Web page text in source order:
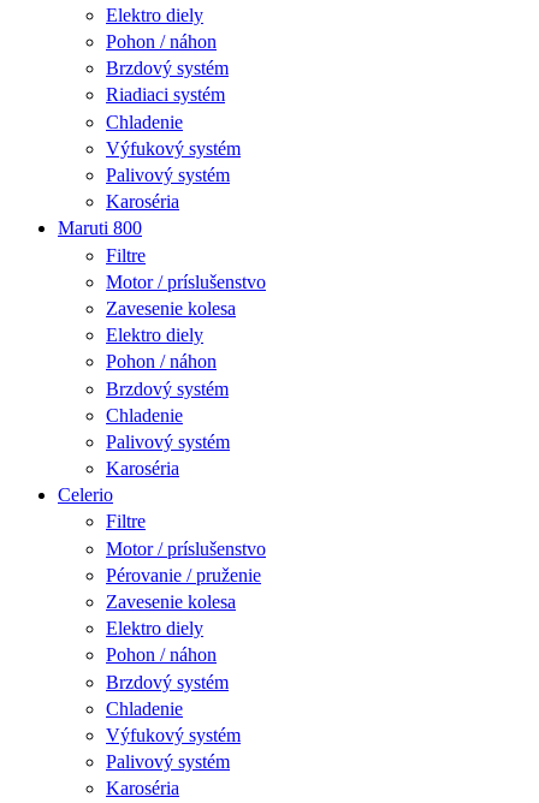
Elektro diely
Pohon / náhon
Brzdový systém
Riadiaci systém
Chladenie
Výfukový systém
Palivový systém
Karoséria
Maruti 800
Filtre
Motor / príslušenstvo
Zavesenie kolesa
Elektro diely
Pohon / náhon
Brzdový systém
Chladenie
Palivový systém
Karoséria
Celerio
Filtre
Motor / príslušenstvo
Pérovanie / pruženie
Zavesenie kolesa
Elektro diely
Pohon / náhon
Brzdový systém
Chladenie
Výfukový systém
Palivový systém
Karoséria